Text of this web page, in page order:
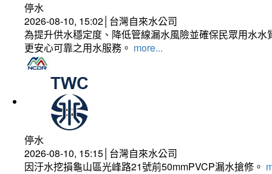
停水
2026-08-10, 15:02│台灣自來水公司
為提升供水穩定度、降低管線漏水風險並確保民眾用水
更安心可靠之用水服務。 more...
停水
2026-08-10, 15:15│台灣自來水公司
因汙水挖損龜山區光峰路21號前50mmPVCP漏水搶修。